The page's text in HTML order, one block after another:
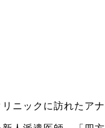
ニックに訪れたアナ